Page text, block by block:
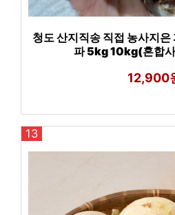
청도 산지직송 직접 농사지
파 5kg 10kg(혼합
12,900
13